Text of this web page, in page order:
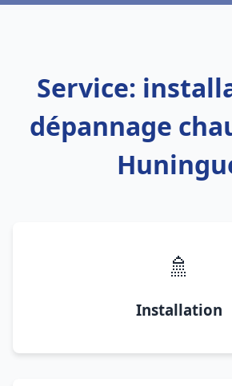
Service:
dépannage
🚿
Installation